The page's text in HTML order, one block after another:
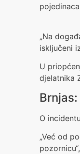
„Na
isključeni
U
djelatnika
O
„Već od